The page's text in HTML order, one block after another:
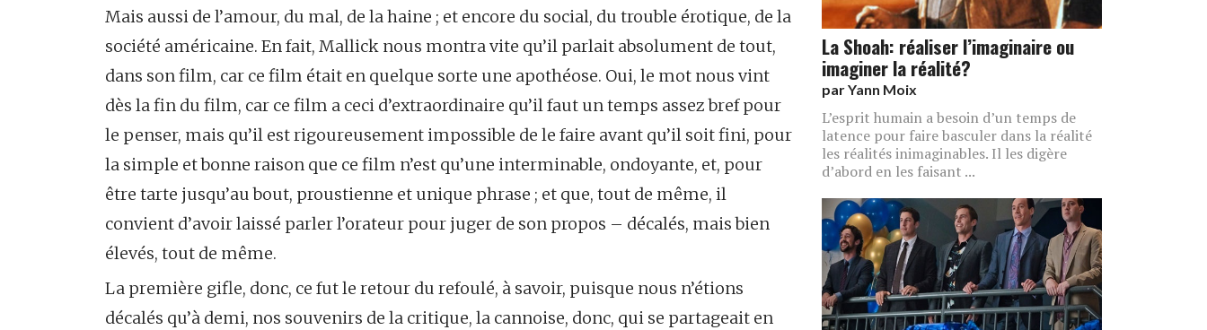
Mais aussi de l’amour, du mal, de la haine ; et encore du social, du trouble érotique, de la
société américaine. En fait, Mallick nous montra vite qu’il parlait absolument de tout,
dans son film, car ce film était en quelque sorte une apothéose. Oui, le mot nous vint
dès la fin du film, car ce film a ceci d’extraordinaire qu’il faut un temps assez bref pour
le penser, mais qu’il est rigoureusement impossible de le faire avant qu’il soit fini, pour
la simple et bonne raison que ce film n’est qu’une interminable, ondoyante, et, pour
être tarte jusqu’au bout, proustienne et unique phrase ; et que, tout de même, il
convient d’avoir laissé parler l’orateur pour juger de son propos – décalés, mais bien
élevés, tout de même.
La première gifle, donc, ce fut le retour du refoulé, à savoir, puisque nous n’étions
décalés qu’à demi, nos souvenirs de la critique, la cannoise, donc, qui se partageait en
La Shoah: réaliser l’imaginaire ou
imaginer la réalité?
parYann Moix
L’esprit humain a besoin d’un temps de
latence pour faire basculer dans la réalité
les réalités inimaginables. Il les digère
d’abord en les faisant ...